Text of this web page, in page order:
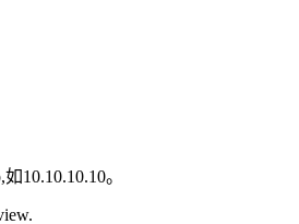
10.10.10.10。